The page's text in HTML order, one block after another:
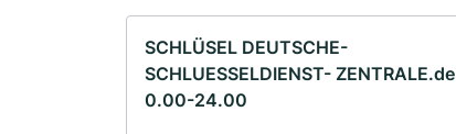
SCHLÜSEL DEUTSCHE-
SCHLUESSELDIENST- ZENTRALE.de
0.00-24.00